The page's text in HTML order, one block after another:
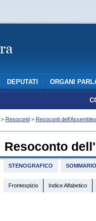
DEPUTATI ORGANI
> Resoconti > Resoconti
Resoconto
STENOGRAFICO SOMMARIO
Frontespizio Indice Alfabetico